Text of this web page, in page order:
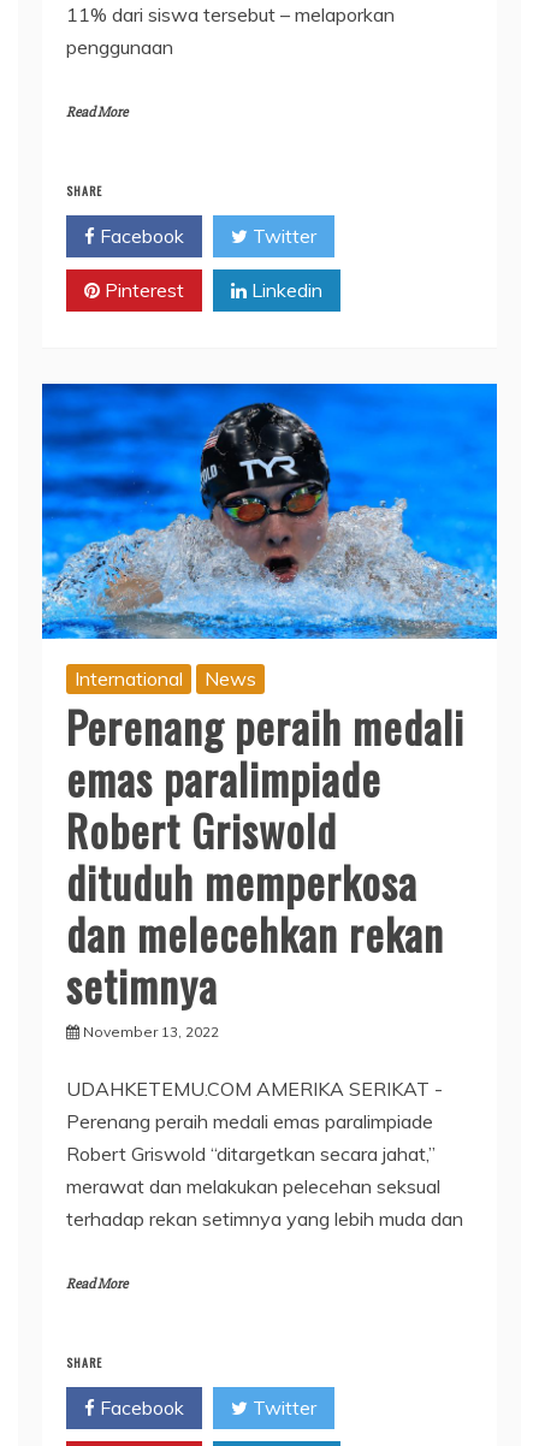
11% dari siswa tersebut – melaporkan
penggunaan
Read More
SHARE
Facebook Twitter
Pinterest Linkedin
International News
Perenang peraih medali
emas paralimpiade
Robert Griswold
dituduh memperkosa
dan melecehkan rekan
setimnya
November 13, 2022
UDAHKETEMU.COM AMERIKA SERIKAT -
Perenang peraih medali emas paralimpiade
Robert Griswold “ditargetkan secara jahat,”
merawat dan melakukan pelecehan seksual
terhadap rekan setimnya yang lebih muda dan
Read More
SHARE
Facebook Twitter